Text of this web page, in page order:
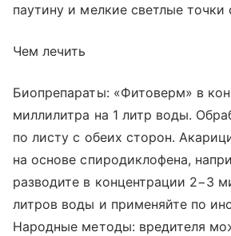
паутину и мелкие светлые точки
Чем лечить
Биопрепараты: «Фитоверм» в
миллилитра на 1 литр воды.
по листу с обеих сторон.
на основе спиродиклофена,
разводите в концентрации 2−3
литров воды и применяйте по
Народные методы: вредителя